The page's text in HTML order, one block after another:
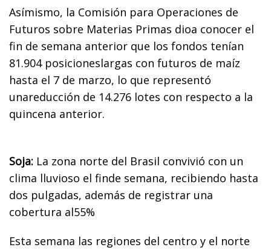
Asímismo, la Comisión para Operaciones de
Futuros sobre Materias Primas dioa conocer el
fin de semana anterior que los fondos tenían
81.904 posicioneslargas con futuros de maíz
hasta el 7 de marzo, lo que representó
unareducción de 14.276 lotes con respecto a la
quincena anterior.
Soja: La zona norte del Brasil convivió con un
clima lluvioso el finde semana, recibiendo hasta
dos pulgadas, además de registrar una
cobertura al55%
Esta semana las regiones del centro y el norte